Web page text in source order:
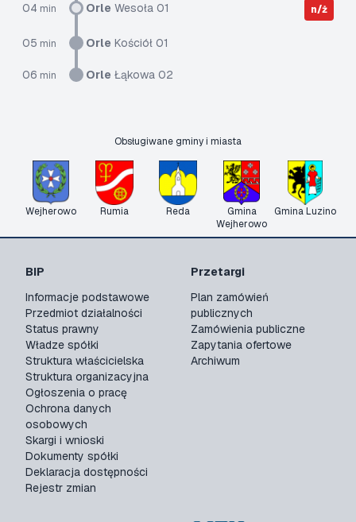
04 min Orle Wesoła 01 n/ż
05 min Orle Kościół 01
06 min Orle Łąkowa 02
Obsługiwane gminy i miasta
Wejherowo Rumia Reda
Gmina
Wejherowo
Gmina Luzino
BIP
Informacje podstawowe
Przedmiot działalności
Status prawny
Władze spółki
Struktura właścicielska
Struktura organizacyjna
Ogłoszenia o pracę
Ochrona danych
osobowych
Skargi i wnioski
Dokumenty spółki
Deklaracja dostępności
Rejestr zmian
Przetargi
Plan zamówień
publicznych
Zamówienia publiczne
Zapytania ofertowe
Archiwum